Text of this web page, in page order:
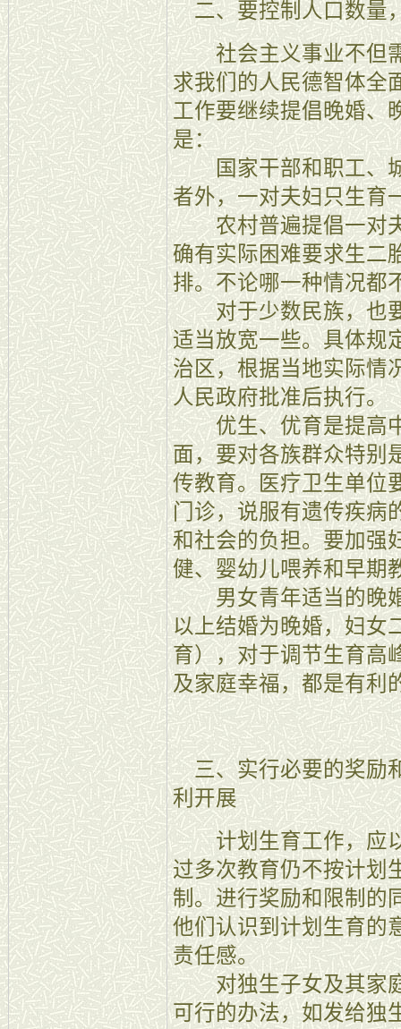
二、要控制人口数量
社会主义事业不但需
求我们的人民德智体全
工作要继续提倡晚婚、
是：
国家干部和职工、城
者外，一对夫妇只生育
农村普遍提倡一对夫
确有实际困难要求生二
排。不论哪一种情况都
对于少数民族，也要
适当放宽一些。具体规
治区，根据当地实际情
人民政府批准后执行。
优生、优育是提高中
面，要对各族群众特别
传教育。医疗卫生单位
门诊，说服有遗传疾病
和社会的负担。要加强
健、婴幼儿喂养和早期
男女青年适当的晚婚
以上结婚为晚婚，妇女
育），对于调节生育高
及家庭幸福，都是有利
三、实行必要的奖励
利开展
计划生育工作，应以
过多次教育仍不按计划
制。进行奖励和限制的
他们认识到计划生育的
责任感。
对独生子女及其家庭
可行的办法，如发给独